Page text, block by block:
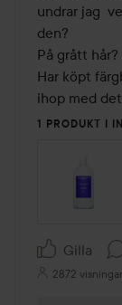
undrar jag
den?
På grått hår?
Har köpt
ihop med
1 PRODUKT I
Gilla
2872 visningar